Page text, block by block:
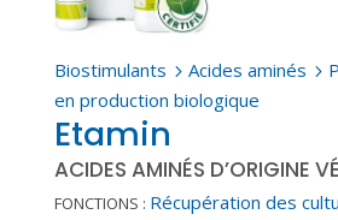
Biostimulants 5 Acides aminés 5
en production biologique
Etamin
ACIDES AMINÉS D’ORIGINE
FONCTIONS : Récupération des